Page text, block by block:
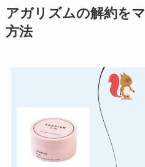
アガリズムの解約を
方法